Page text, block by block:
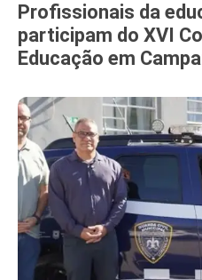
Profissionais da
participam do XVI
Educação em